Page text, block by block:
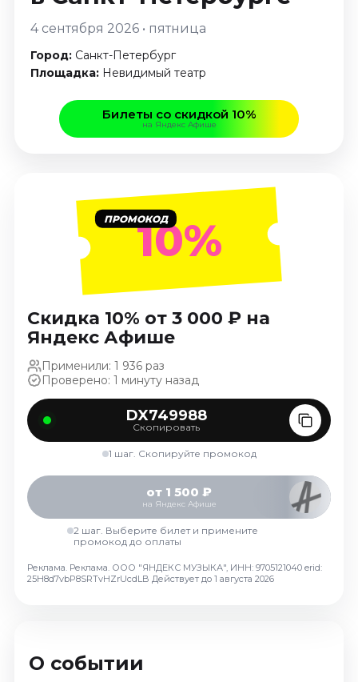
Январь 2027
Стендап
Август 2026
Октябрь 2026
Ноябрь 2026
Август 2026
Декабрь 2026
Январь 2027
Экскурсии
Сентябрь 2026
Октябрь 2026
Ноябрь 2026
Декабрь 2026
Спорт
Декабрь 2026
События
Август 2026
Сентябрь 2026
4 сентября 2026 • пятница
Город: Санкт-Петербург
Площадка: Невидимый театр
Билеты со скидкой 10%
на Яндекс Афише
ПРОМОКОД10%
Скидка 10% от 3 000 ₽ на
Яндекс Афише
Применили: 1 936 раз
Проверено: 1 минуту назад
DX749988
Скопировать
1 шаг. Скопируйте промокод
от 1 500 ₽
на Яндекс Афише
2 шаг. Выберите билет и примените
промокод до оплаты
Реклама. Реклама. ООО "ЯНДЕКС МУЗЫКА", ИНН: 9705121040 erid:
25H8d7vbP8SRTvHZrUcdLB Действует до 1 августа 2026
О событии